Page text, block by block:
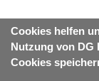
Cookies helfen
Nutzung von
Cookies